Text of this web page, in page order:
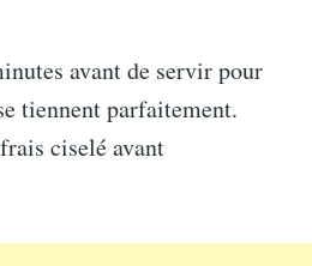
avant de servir pour
tiennent parfaitement.
ciselé avant